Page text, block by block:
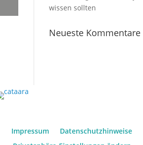
wissen sollten
Neueste Kommentare
Impressum
Datenschutzhinweise